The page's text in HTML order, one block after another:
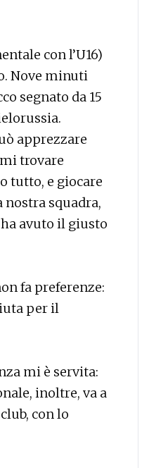
con l’U16)
Nove minuti
segnato da 15
apprezzare
trovare
tutto, e giocare
squadra,
avuto il giusto
fa preferenze:
per il
mi è servita:
inoltre, va a
con lo